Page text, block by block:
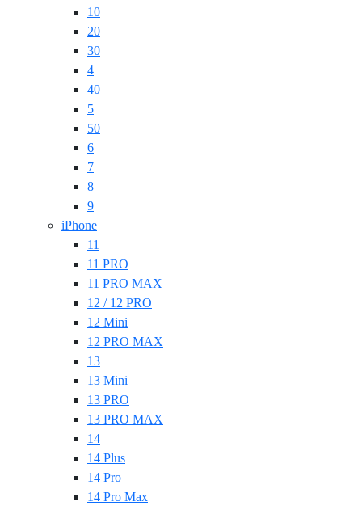
10
20
30
4
40
5
50
6
7
8
9
iPhone
11
11 PRO
11 PRO MAX
12 / 12 PRO
12 Mini
12 PRO MAX
13
13 Mini
13 PRO
13 PRO MAX
14
14 Plus
14 Pro
14 Pro Max